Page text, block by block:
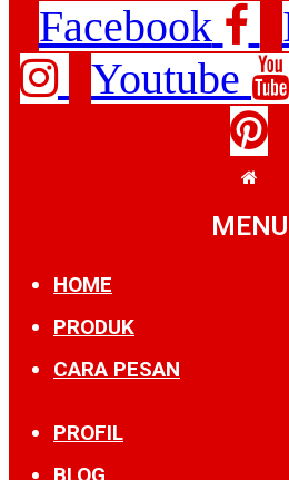
Facebook
Youtube
MENU
HOME
PRODUK
CARA PESAN
PROFIL